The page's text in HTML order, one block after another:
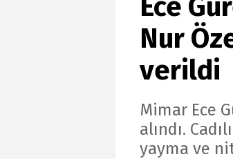
Ece
Nur
verildi
Mimar Ece
alındı.
yayma ve